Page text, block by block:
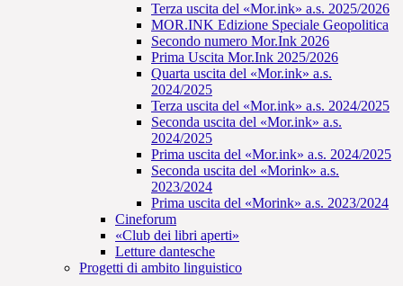
Terza uscita del «Mor.ink» a.s. 2025/2026
MOR.INK Edizione Speciale Geopolitica
Secondo numero Mor.Ink 2026
Prima Uscita Mor.Ink 2025/2026
Quarta uscita del «Mor.ink» a.s.
2024/2025
Terza uscita del «Mor.ink» a.s. 2024/2025
Seconda uscita del «Mor.ink» a.s.
2024/2025
Prima uscita del «Mor.ink» a.s. 2024/2025
Seconda uscita del «Morink» a.s.
2023/2024
Prima uscita del «Morink» a.s. 2023/2024
Cineforum
«Club dei libri aperti»
Letture dantesche
Progetti di ambito linguistico